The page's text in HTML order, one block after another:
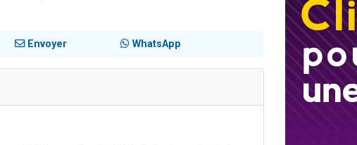
Envoyer WhatsApp